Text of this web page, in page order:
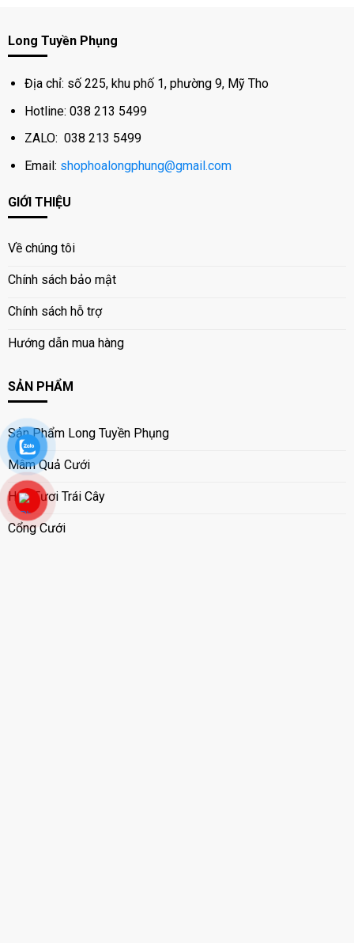
Long Tuyền Phụng
Địa chỉ: số 225, khu phố 1, phường 9, Mỹ Tho
Hotline: 038 213 5499
ZALO: 038 213 5499
Email: shophoalongphung@gmail.com
GIỚI THIỆU
Về chúng tôi
Chính sách bảo mật
Chính sách hỗ trợ
Hướng dẫn mua hàng
SẢN PHẨM
Sản Phẩm Long Tuyền Phụng
Mâm Quả Cưới
Hoa Tươi Trái Cây
Cổng Cưới